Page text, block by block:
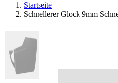
Startseite
Schnellerer Glock 9mm